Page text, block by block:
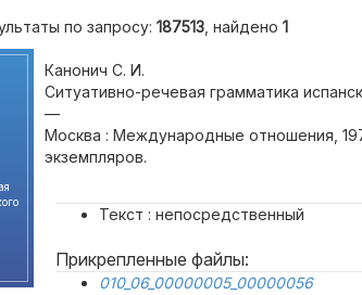
по запросу: 187513 , найдено 1
Канонич С. И.
Ситуативно-речевая грамматика
—
Москва : Международные отношения,
экземпляров.
Текст : непосредственный
Прикрепленные файлы:
010_06_00000005_00000056